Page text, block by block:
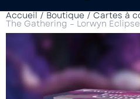
Accueil / Boutique / Cartes à
The Gathering – Lorwyn